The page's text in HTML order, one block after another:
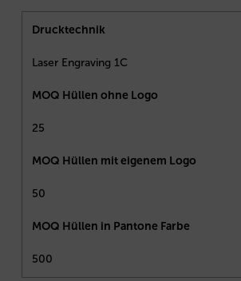
Drucktechnik
Laser Engraving 1C
MOQ Hüllen ohne Logo
25
MOQ Hüllen mit eigenem Logo
50
MOQ Hüllen in Pantone Farbe
500